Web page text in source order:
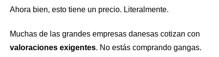
Ahora bien, esto tiene un precio. Literalmente.
Muchas de las grandes empresas danesas cotizan con
valoraciones exigentes. No estás comprando gangas.